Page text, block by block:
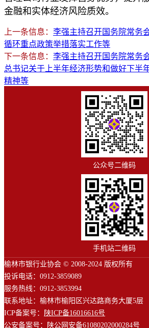
金融和实体经济风险质效。
上一条信息： 李强主持召开国务院常务
循环重点政策举措落实工作等
下一条信息： 李强主持召开国务院常务
总书记关于上半年经济形势和做好下半
精神等
公众号二维码
手机站二维码
榆林市银行业协会 © 2008-2024 版权所有
投诉电话：0912-3859089
服务热线：0912-3853994
联系地址：榆林市榆阳区兴达路商务大厦5层
ICP备案号：
陕ICP备16016616号
公安备案号：
陕公网安备61080202000284号